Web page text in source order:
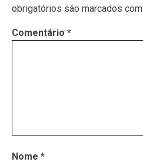
obrigatórios são marcados com
Comentário *
Nome *